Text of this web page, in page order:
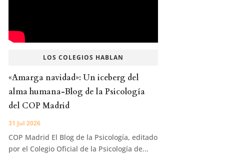
LOS COLEGIOS HABLAN
«Amarga navidad»: Un iceberg del
alma humana-Blog de la Psicología
del COP Madrid
31 Jul 2026
COP Madrid El Blog de la Psicología, editado
por el Colegio Oficial de la Psicología de...